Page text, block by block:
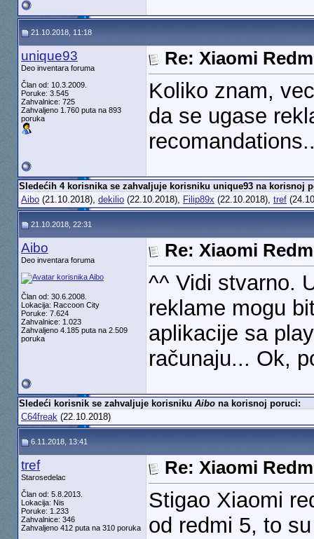
21.10.2018, 11:18
unique93
Deo inventara foruma
Član od: 10.3.2009.
Poruke: 3.545
Zahvalnice: 725
Zahvaljeno 1.760 puta na 893
poruka
Re: Xiaomi
Koliko znam,
da se ugase
Sledećih 4 korisnika se zahvaljuje korisniku unique93 na korisnoj
Aibo(21.10.2018), dekilio(22.10.2018), Filip89x (22.10.2018), tref
21.10.2018, 22:31
Aibo
Deo inventara foruma
Član od: 30.6.2008.
Lokacija: Raccoon City
Poruke: 7.624
Zahvalnice: 1.023
Zahvaljeno 4.185 puta na 2.509
poruka
Re: Xiaomi
^^ Vidi stvarno.
reklame mogu
aplikacije sa
računaju... Ok,
Sledeći korisnik se zahvaljuje korisniku Aibona korisnoj poruci:
C64freak(22.10.2018)
6.11.2018, 13:41
tref
Starosedelac
Član od: 5.8.2013.
Lokacija: Nis
Poruke: 1.233
Zahvalnice: 346
Zahvaljeno 412 puta na 310 poruka
Re: Xiaomi
Stigao Xiaomi
od redmi 5, to